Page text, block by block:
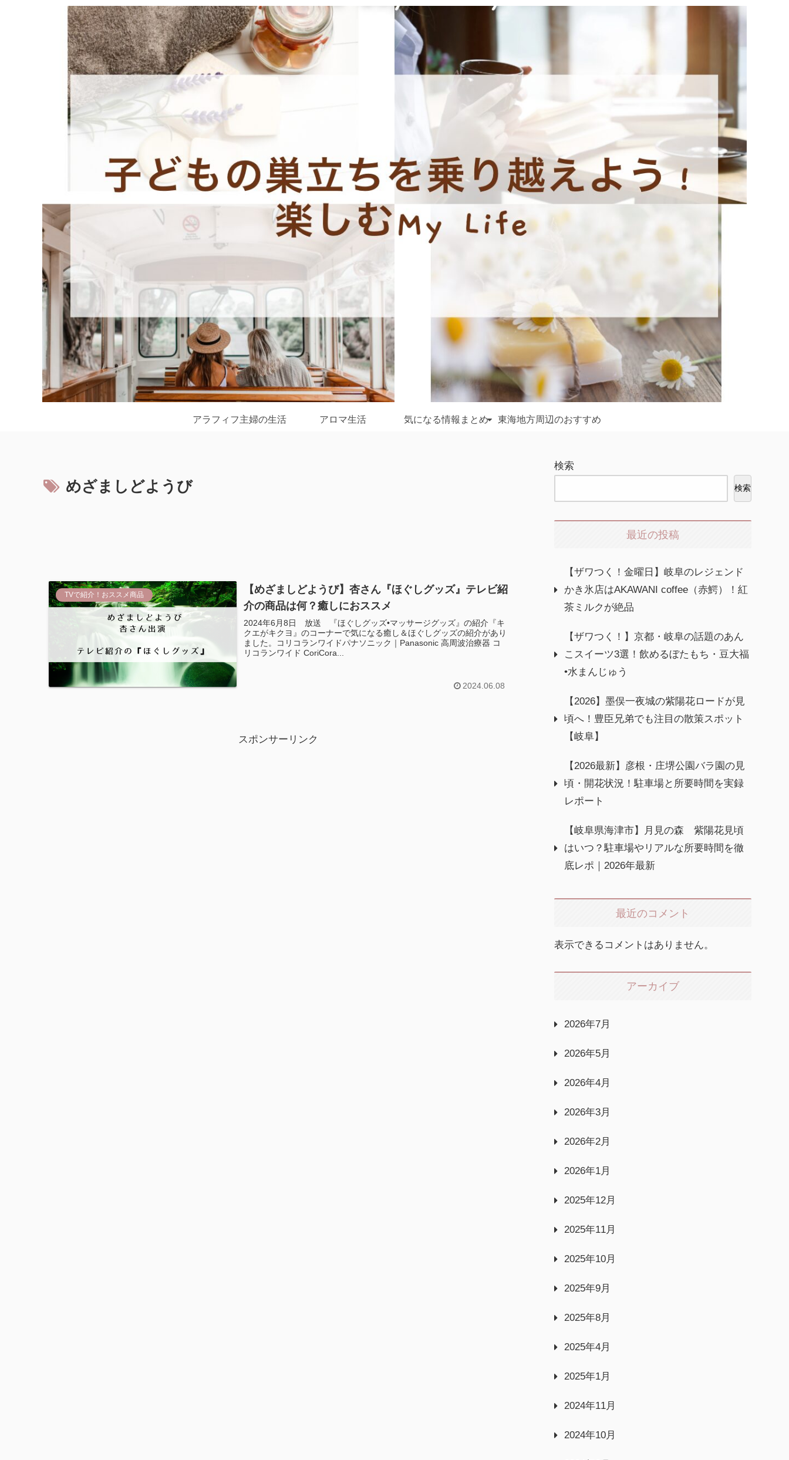
アラフィフ主婦の生活 アロマ生活 気になる情報まとめ 東海地方周辺のおすすめ
めざましどようび
TVで紹介！おススメ商品
【めざましどようび】杏さん『ほぐしグッズ』テレビ紹
介の商品は何？癒しにおススメ
2024年6月8日 放送 『ほぐしグッズ•マッサージグッズ』の紹介『キ
クエがキクヨ』のコーナーで気になる癒し＆ほぐしグッズの紹介があり
ました。コリコランワイドパナソニック｜Panasonic 高周波治療器 コ
リコランワイド CoriCora...
2024.06.08
スポンサーリンク
検索
検索
最近の投稿
【ザワつく！金曜日】岐阜のレジェンド
かき氷店はAKAWANI coffee（赤鰐）！紅
茶ミルクが絶品
【ザワつく！】京都・岐阜の話題のあん
こスイーツ3選！飲めるぼたもち・豆大福
•水まんじゅう
【2026】墨俣一夜城の紫陽花ロードが見
頃へ！豊臣兄弟でも注目の散策スポット
【岐阜】
【2026最新】彦根・庄堺公園バラ園の見
頃・開花状況！駐車場と所要時間を実録
レポート
【岐阜県海津市】月見の森 紫陽花見頃
はいつ？駐車場やリアルな所要時間を徹
底レポ｜2026年最新
最近のコメント
表示できるコメントはありません。
アーカイブ
2026年7月
2026年5月
2026年4月
2026年3月
2026年2月
2026年1月
2025年12月
2025年11月
2025年10月
2025年9月
2025年8月
2025年4月
2025年1月
2024年11月
2024年10月